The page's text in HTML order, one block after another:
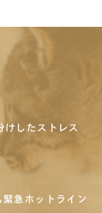
けしたストレス
急ホットライン